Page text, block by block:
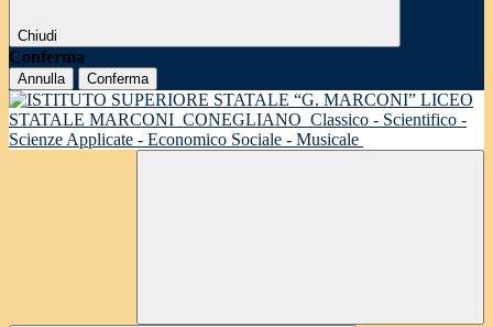
Chiudi
Conferma
Annulla Conferma
LICEO
STATALE MARCONI CONEGLIANO Classico - Scientifico -
Scienze Applicate - Economico Sociale - Musicale